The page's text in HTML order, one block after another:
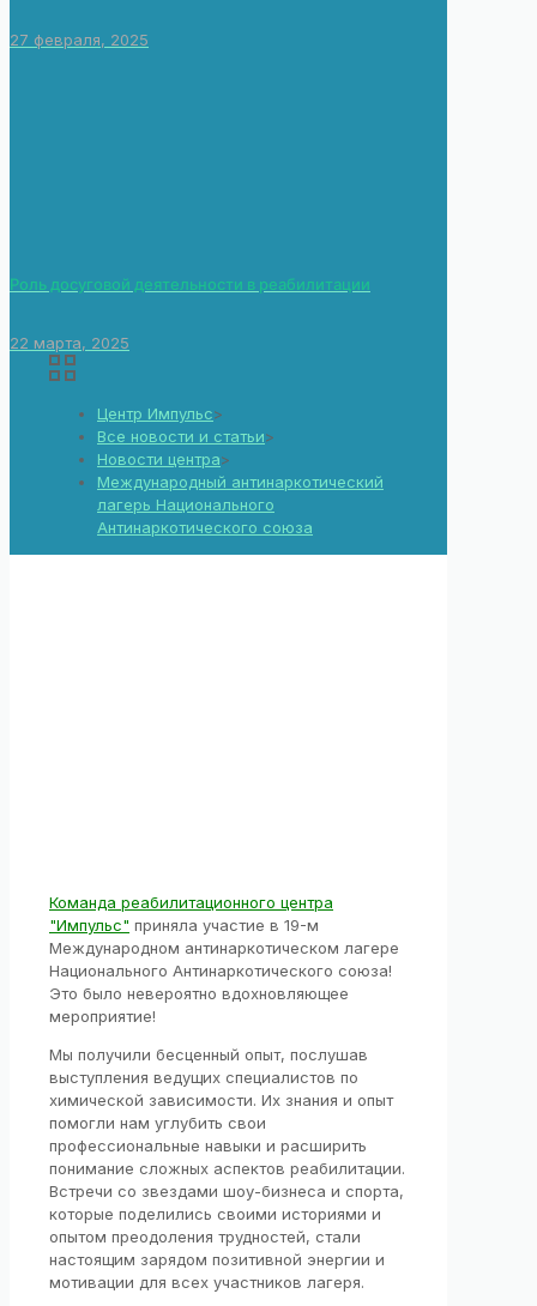
27 февраля, 2025
Роль досуговой деятельности в реабилитации
22 марта, 2025
Центр Импульс>
Все новости и статьи>
Новости центра>
Международный антинаркотический
лагерь Национального
Антинаркотического союза
Команда реабилитационного центра
"Импульс" приняла участие в 19-м
Международном антинаркотическом лагере
Национального Антинаркотического союза!
Это было невероятно вдохновляющее
мероприятие!
Мы получили бесценный опыт, послушав
выступления ведущих специалистов по
химической зависимости. Их знания и опыт
помогли нам углубить свои
профессиональные навыки и расширить
понимание сложных аспектов реабилитации.
Встречи со звездами шоу-бизнеса и спорта,
которые поделились своими историями и
опытом преодоления трудностей, стали
настоящим зарядом позитивной энергии и
мотивации для всех участников лагеря.